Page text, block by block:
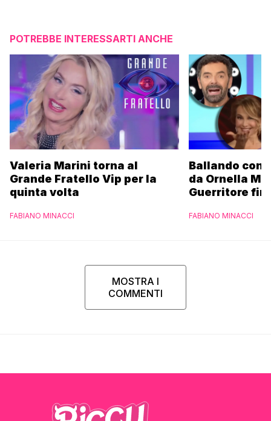
POTREBBE INTERESSARTI ANCHE
Valeria Marini torna al
Grande Fratello Vip per la
quinta volta
FABIANO MINACCI
Ballando con
da Ornella
Guerritore
l’esclusiva di
FABIANO MINACCI
MOSTRA I
COMMENTI